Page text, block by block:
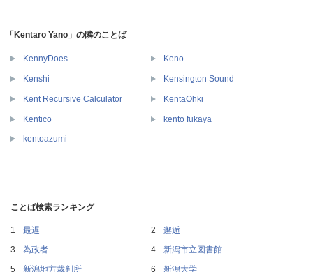
「Kentaro Yano」の隣のことば
KennyDoes Keno
Kenshi Kensington Sound
Kent Recursive Calculator KentaOhki
Kentico kento fukaya
kentoazumi
ことば検索ランキング
最遅
邂逅
為政者
新潟市立図書館
新潟地方裁判所
新潟大学